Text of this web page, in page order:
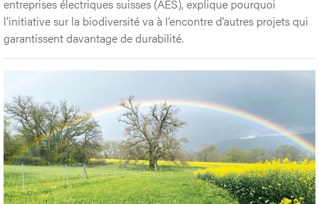
entreprises électriques suisses (AES), explique pourquoi
l’initiative sur la biodiversité va à l’encontre d’autres projets qui
garantissent davantage de durabilité.